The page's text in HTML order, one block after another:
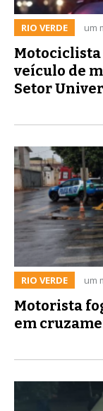
RIO VERDE um
veículo de
Setor
RIO VERDE um
Motorista
em